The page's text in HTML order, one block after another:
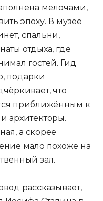
мелочами,
эпоху. В музее
спальни,
отдыха, где
гостей. Гид
подарки
что
приближённым к
архитекторы.
а скорее
мало похоже на
зал.
рассказывает,